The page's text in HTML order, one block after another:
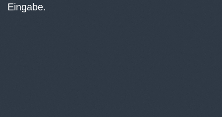
Eingabe.